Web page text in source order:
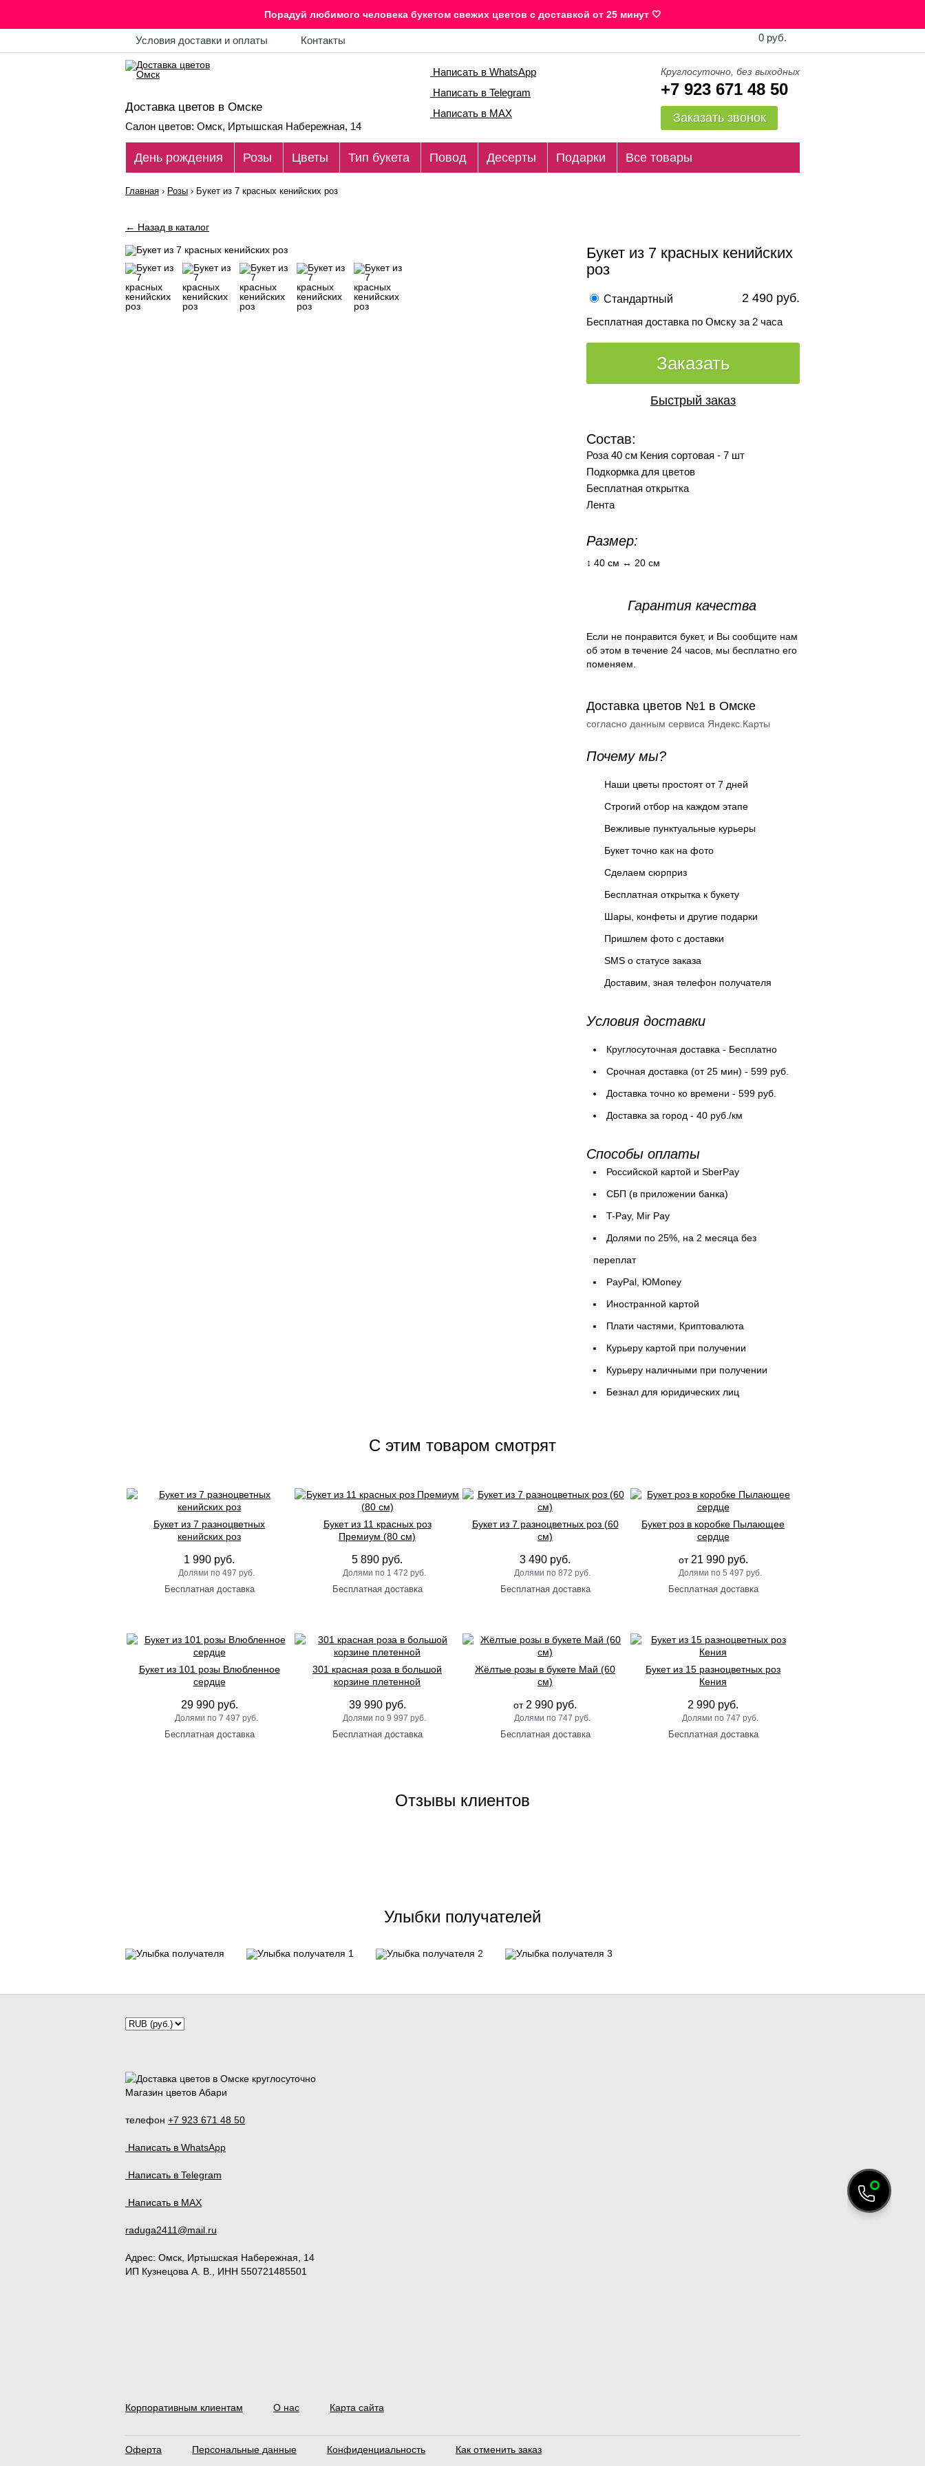
Порадуй любимого человека букетом свежих цветов c доставкой от 25 минут 🤍
Условия доставки и оплаты Контакты 0 руб.
Доставка цветов в Омске
Салон цветов: Омск, Иртышская Набережная, 14
Написать в WhatsApp
Написать в Telegram
Написать в MAX
Круглосуточно, без выходных
+7 923 671 48 50
Заказать звонок
День рождения Розы Цветы Тип букета Повод Десерты Подарки Все товары
Главная › Розы › Букет из 7 красных кенийских роз
← Назад в каталог
Букет из 7 красных кенийских
роз
Стандартный 2 490 руб.
Бесплатная доставка по Омску за 2 часа
Заказать
Быстрый заказ
Состав:
Роза 40 см Кения сортовая - 7 шт
Подкормка для цветов
Бесплатная открытка
Лента
Размер:
↕ 40 см ↔ 20 см
Гарантия качества
Если не понравится букет, и Вы сообщите нам
об этом в течение 24 часов, мы бесплатно его
поменяем.
Доставка цветов №1 в Омске
согласно данным сервиса Яндекс.Карты
Почему мы?
Наши цветы простоят от 7 дней
Строгий отбор на каждом этапе
Вежливые пунктуальные курьеры
Букет точно как на фото
Сделаем сюрприз
Бесплатная открытка к букету
Шары, конфеты и другие подарки
Пришлем фото с доставки
SMS о статусе заказа
Доставим, зная телефон получателя
Условия доставки
Круглосуточная доставка - Бесплатно
Cрочная доставка (от 25 мин) - 599 руб.
Доставка точно ко времени - 599 руб.
Доставка за город - 40 руб./км
Способы оплаты
Российской картой и SberPay
СБП (в приложении банка)
T-Pay, Mir Pay
Долями по 25%, на 2 месяца без
переплат
PayPal, ЮMoney
Иностранной картой
Плати частями, Криптовалюта
Курьеру картой при получении
Курьеру наличными при получении
Безнал для юридических лиц
C этим товаром смотрят
Букет из 7 разноцветных
кенийских роз
1 990 руб.
497 руб.
Букет из 11 красных роз
Премиум (80 см)
5 890 руб.
1 472 руб.
Букет из 7 разноцветных роз (60
см)
3 490 руб.
872 руб.
Букет роз в коробке Пылающее
сердце
от 21 990 руб.
5 497 руб.
Букет из 101 розы Влюбленное
сердце
29 990 руб.
7 497 руб.
301 красная роза в большой
корзине плетенной
39 990 руб.
9 997 руб.
Жёлтые розы в букете Май (60
см)
от 2 990 руб.
747 руб.
Букет из 15 разноцветных роз
Кения
2 990 руб.
747 руб.
Отзывы клиентов
Улыбки получателей
Магазин цветов Абари
телефон +7 923 671 48 50
Написать в WhatsApp
Написать в Telegram
Написать в MAX
raduga2411@mail.ru
Адрес: Омск Иртышская Набережная, 14
ИП Кузнецова А. В., ИНН 550721485501
Корпоративным клиентам О нас Карта сайта
Оферта Персональные данные Конфиденциальность Как отменить заказ